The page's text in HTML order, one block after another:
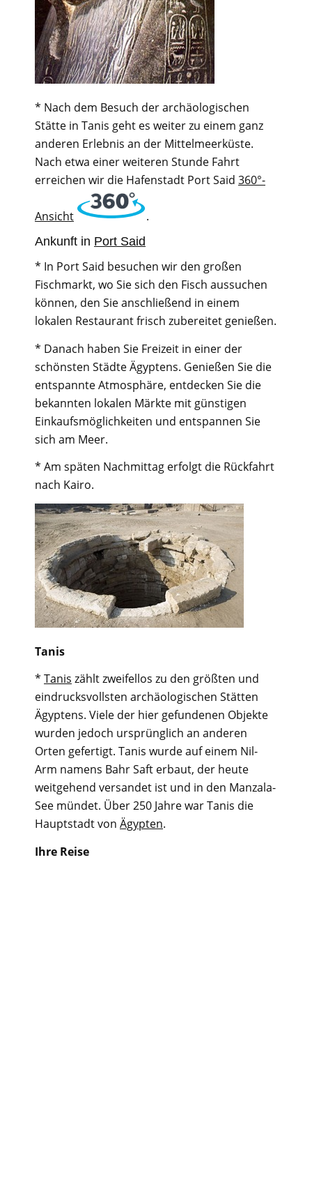
* Nach dem Besuch der archäologischen
Stätte in Tanis geht es weiter zu einem ganz
anderen Erlebnis an der Mittelmeerküste.
Nach etwa einer weiteren Stunde Fahrt
erreichen wir die Hafenstadt Port Said 360°-
Ansicht .
Ankunft in Port Said
* In Port Said besuchen wir den großen
Fischmarkt, wo Sie sich den Fisch aussuchen
können, den Sie anschließend in einem
lokalen Restaurant frisch zubereitet genießen.
* Danach haben Sie Freizeit in einer der
schönsten Städte Ägyptens. Genießen Sie die
entspannte Atmosphäre, entdecken Sie die
bekannten lokalen Märkte mit günstigen
Einkaufsmöglichkeiten und entspannen Sie
sich am Meer.
* Am späten Nachmittag erfolgt die Rückfahrt
nach Kairo.
Tanis
* Tanis zählt zweifellos zu den größten und
eindrucksvollsten archäologischen Stätten
Ägyptens. Viele der hier gefundenen Objekte
wurden jedoch ursprünglich an anderen
Orten gefertigt. Tanis wurde auf einem Nil-
Arm namens Bahr Saft erbaut, der heute
weitgehend versandet ist und in den Manzala-
See mündet. Über 250 Jahre war Tanis die
Hauptstadt von Ägypten.
Ihre Reise